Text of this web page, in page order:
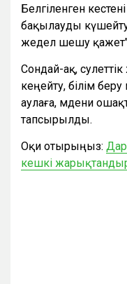
Белгіленген
бақылауды күшейту
жедел шешу қажет",
Сондай-ақ,
кеңейту, білім
аулаға, мәдени
тапсырылды.
Оқи отырыңыз:
кешкі